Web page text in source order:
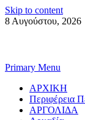
Skip to content
8 Αυγούστου, 2026
Primary Menu
ΑΡΧΙΚΗ
Περιφέρεια
ΑΡΓΟΛΙΔΑ